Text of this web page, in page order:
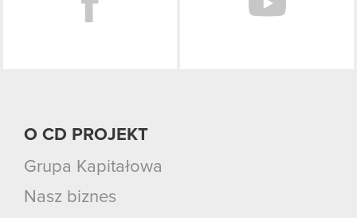
O CD PROJEKT
Grupa Kapitałowa
Nasz biznes